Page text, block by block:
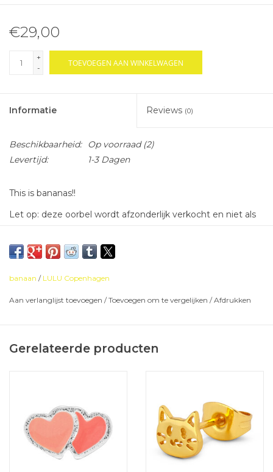
€29,00
+
-
TOEVOEGEN AAN WINKELWAGEN
Informatie Reviews (0)
Beschikbaarheid: Op voorraad(2)
Levertijd:
1-3 Dagen
This is bananas!!
Let op: deze oorbel wordt afzonderlijk verkocht en niet als
diameter: 10mm
banaan / LULU Copenhagen
Aan verlanglijst toevoegen /Toevoegen om te vergelijken /Afdrukken
Gerelateerde producten